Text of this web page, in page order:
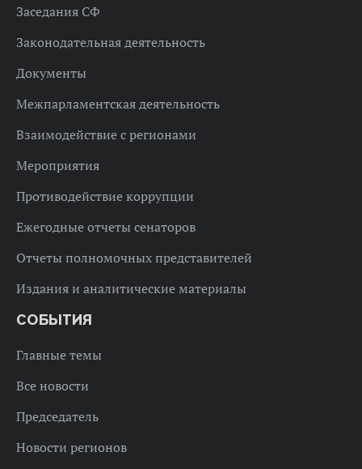
Заседания СФ
Законодательная деятельность
Документы
Межпарламентская деятельность
Взаимодействие с регионами
Мероприятия
Противодействие коррупции
Ежегодные отчеты сенаторов
Отчеты полномочных представителей
Издания и аналитические материалы
СОБЫТИЯ
Главные темы
Все новости
Председатель
Новости регионов